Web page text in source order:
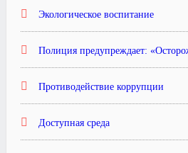
Экологическое воспитание
Полиция предупреждает:
Противодействие коррупции
Доступная среда